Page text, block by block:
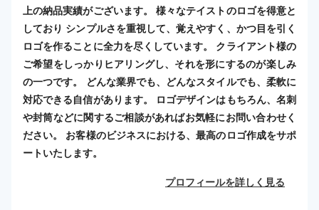
上の納品実績がございます。 様々なテイストのロゴを得意と
しており シンプルさを重視して、覚えやすく、かつ目を引く
ロゴを作ることに全力を尽くしています。 クライアント様の
ご希望をしっかりヒアリングし、それを形にするのが楽しみ
の一つです。 どんな業界でも、どんなスタイルでも、柔軟に
対応できる自信があります。 ロゴデザインはもちろん、名刺
や封筒などに関するご相談があればお気軽にお問い合わせく
ださい。 お客様のビジネスにおける、最高のロゴ作成をサポ
ートいたします。
プロフィールを詳しく見る